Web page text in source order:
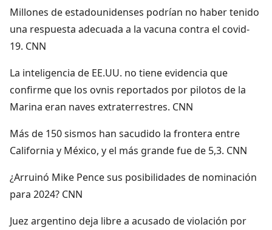
Millones de estadounidenses podrían no haber tenido
una respuesta adecuada a la vacuna contra el covid-
19. CNN
La inteligencia de EE.UU. no tiene evidencia que
confirme que los ovnis reportados por pilotos de la
Marina eran naves extraterrestres. CNN
Más de 150 sismos han sacudido la frontera entre
California y México, y el más grande fue de 5,3. CNN
¿Arruinó Mike Pence sus posibilidades de nominación
para 2024? CNN
Juez argentino deja libre a acusado de violación por